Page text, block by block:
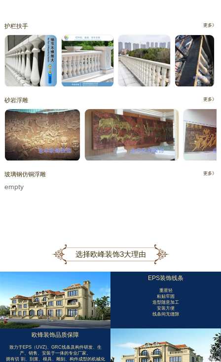
护栏扶手 更多》
砂岩浮雕 更多》
玻璃钢仿铜浮雕 更多》
empty
选择欧峰装饰3大理由
EPS装饰线条
重星轻
粘贴牢固
造型随意加工
安装方便
线条间无缝隙
欧锋装饰品质保障
致力于EPS（UVZ)、GRC线条及构件研发、生
产、销售、安装于一体的专业厂家。
拥有切 割、刮浆、模具、雕刻、构件成型的机械化